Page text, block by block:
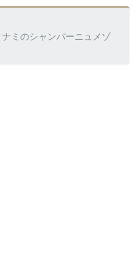
ミのシャンパーニュメゾ